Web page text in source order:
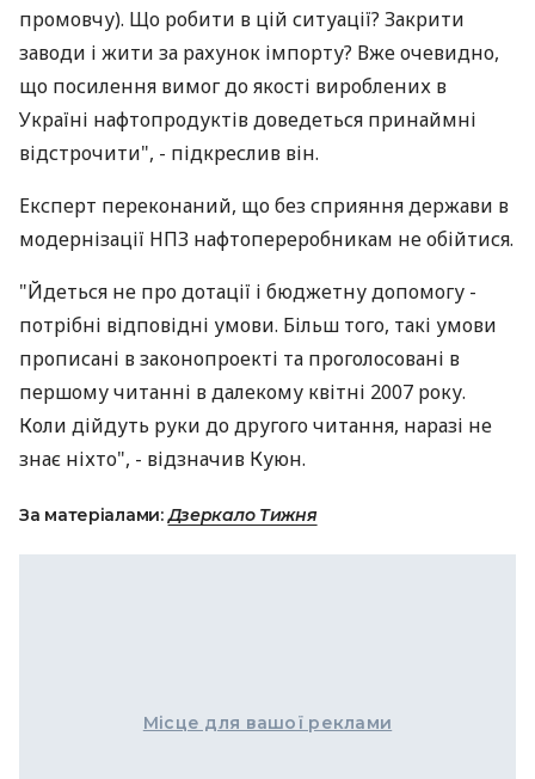
промовчу). Що робити в цій ситуації? Закрити
заводи і жити за рахунок імпорту? Вже очевидно,
що посилення вимог до якості вироблених в
Україні нафтопродуктів доведеться принаймні
відстрочити", - підкреслив він.
Експерт переконаний, що без сприяння держави в
модернізації НПЗ нафтопереробникам не обійтися.
"Йдеться не про дотації і бюджетну допомогу -
потрібні відповідні умови. Більш того, такі умови
прописані в законопроекті та проголосовані в
першому читанні в далекому квітні 2007 року.
Коли дійдуть руки до другого читання, наразі не
знає ніхто", - відзначив Куюн.
За матеріалами:Дзеркало Тижня
Місце для вашої реклами